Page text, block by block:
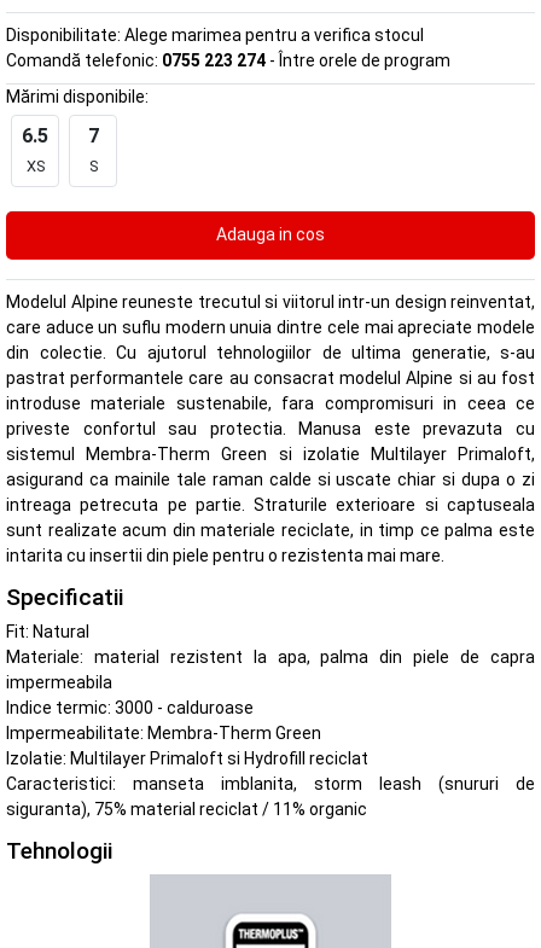
Disponibilitate: Alege marimea pentru a verifica stocul
Comandă telefonic: 0755 223 274 - Între orele de program
Mărimi disponibile:
6.5
XS
7
S
Modelul Alpine reuneste trecutul si viitorul intr-un design reinventat,
care aduce un suflu modern unuia dintre cele mai apreciate modele
din colectie. Cu ajutorul tehnologiilor de ultima generatie, s-au
pastrat performantele care au consacrat modelul Alpine si au fost
introduse materiale sustenabile, fara compromisuri in ceea ce
priveste confortul sau protectia. Manusa este prevazuta cu
sistemul Membra-Therm Green si izolatie Multilayer Primaloft,
asigurand ca mainile tale raman calde si uscate chiar si dupa o zi
intreaga petrecuta pe partie. Straturile exterioare si captuseala
sunt realizate acum din materiale reciclate, in timp ce palma este
intarita cu insertii din piele pentru o rezistenta mai mare.
Specificatii
Fit: Natural
Materiale: material rezistent la apa, palma din piele de capra
impermeabila
Indice termic: 3000 - calduroase
Impermeabilitate: Membra-Therm Green
Izolatie: Multilayer Primaloft si Hydrofill reciclat
Caracteristici: manseta imblanita, storm leash (snururi de
siguranta), 75% material reciclat / 11% organic
Tehnologii